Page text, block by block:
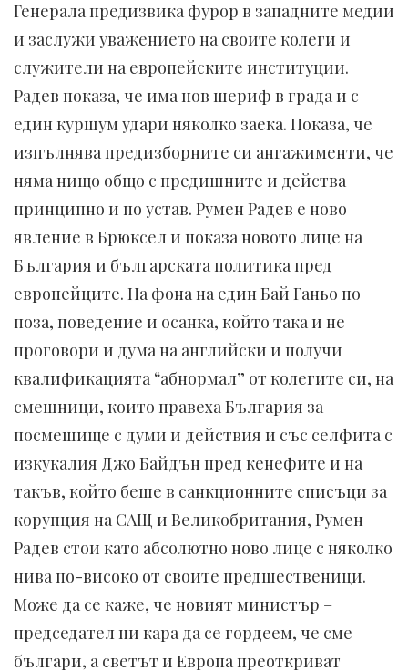
Генерала предизвика фурор в западните медии
и заслужи уважението на своите колеги и
служители на европейските институции.
Радев показа, че има нов шериф в града и с
един куршум удари няколко заека. Показа, че
изпълнява предизборните си ангажименти, че
няма нищо общо с предишните и действа
принципно и по устав. Румен Радев е ново
явление в Брюксел и показа новото лице на
България и българската политика пред
европейците. На фона на един Бай Ганьо по
поза, поведение и осанка, който така и не
проговори и дума на английски и получи
квалификацията “абнормал” от колегите си, на
смешници, които правеха България за
посмешище с думи и действия и със селфита с
изкукалия Джо Байдън пред кенефите и на
такъв, който беше в санкционните списъци за
корупция на САЩ и Великобритания, Румен
Радев стои като абсолютно ново лице с няколко
нива по-високо от своите предшественици.
Може да се каже, че новият министър –
председател ни кара да се гордеем, че сме
българи, а светът и Европа преоткриват